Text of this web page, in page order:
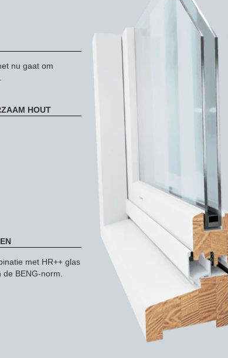
nu gaat om
HOUT
met HR++ glas
BENG-norm.